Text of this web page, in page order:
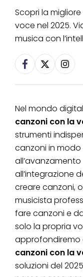
Scopri la
voce nel 2025.
musica con
Nel mondo
canzoni con la
strumenti
canzoni in modo
all’integrazione
creare canzoni,
musicista
fare canzoni e
solo la propria
approfondiremo
canzoni con la
soluzioni del